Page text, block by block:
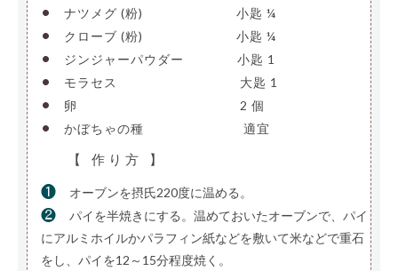
• ナツメグ (粉) 小匙 ¼
• クローブ (粉) 小匙 ¼
• ジンジャーパウダー 小匙 1
• モラセス 大匙 1
• 卵 2 個
• かぼちゃの種 適宜
【 作り方 】
❶ オーブンを摂氏220度に温める。
❷
パイを半焼きにする。温めておいたオーブンで、パイ
にアルミホイルかパラフィン紙などを敷いて米などで重石
をし、パイを12～15分程度焼く。